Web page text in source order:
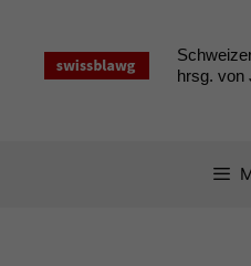
springen
hrsg. von